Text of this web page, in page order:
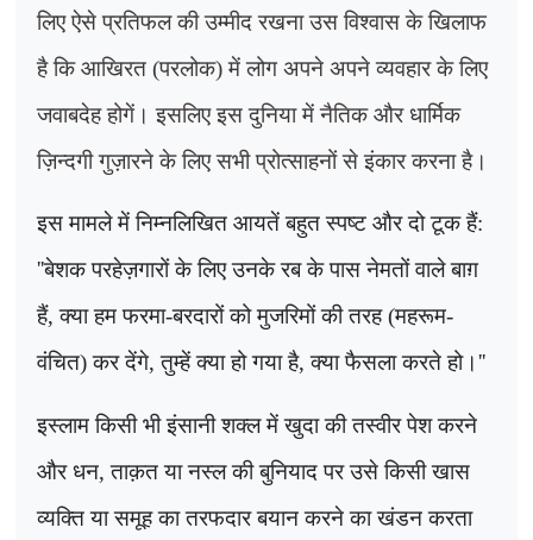
लिए ऐसे प्रतिफल की उम्मीद रखना उस विश्वास के खिलाफ
है कि आखिरत (परलोक) में लोग अपने अपने व्यवहार के लिए
जवाबदेह होगें। इसलिए इस दुनिया में नैतिक और धार्मिक
ज़िन्दगी गुज़ारने के लिए सभी प्रोत्साहनों से इंकार करना है।
इस मामले में निम्नलिखित आयतें बहुत स्पष्ट और दो ​​टूक हैं:
''बेशक परहेज़गारों के लिए उनके रब के पास नेमतों वाले बाग़
हैं,क्या हम फरमा-बरदारों को मुजरिमों की तरह (महरूम-
वंचित) कर देंगे,तुम्हें क्या हो गया है,क्या फैसला करते हो।''
इस्लाम किसी भी इंसानी शक्ल में खुदा की तस्वीर पेश करने
और धन, ताक़त या नस्ल की बुनियाद पर उसे किसी खास
व्यक्ति या समूह का तरफदार बयान करने का खंडन करता